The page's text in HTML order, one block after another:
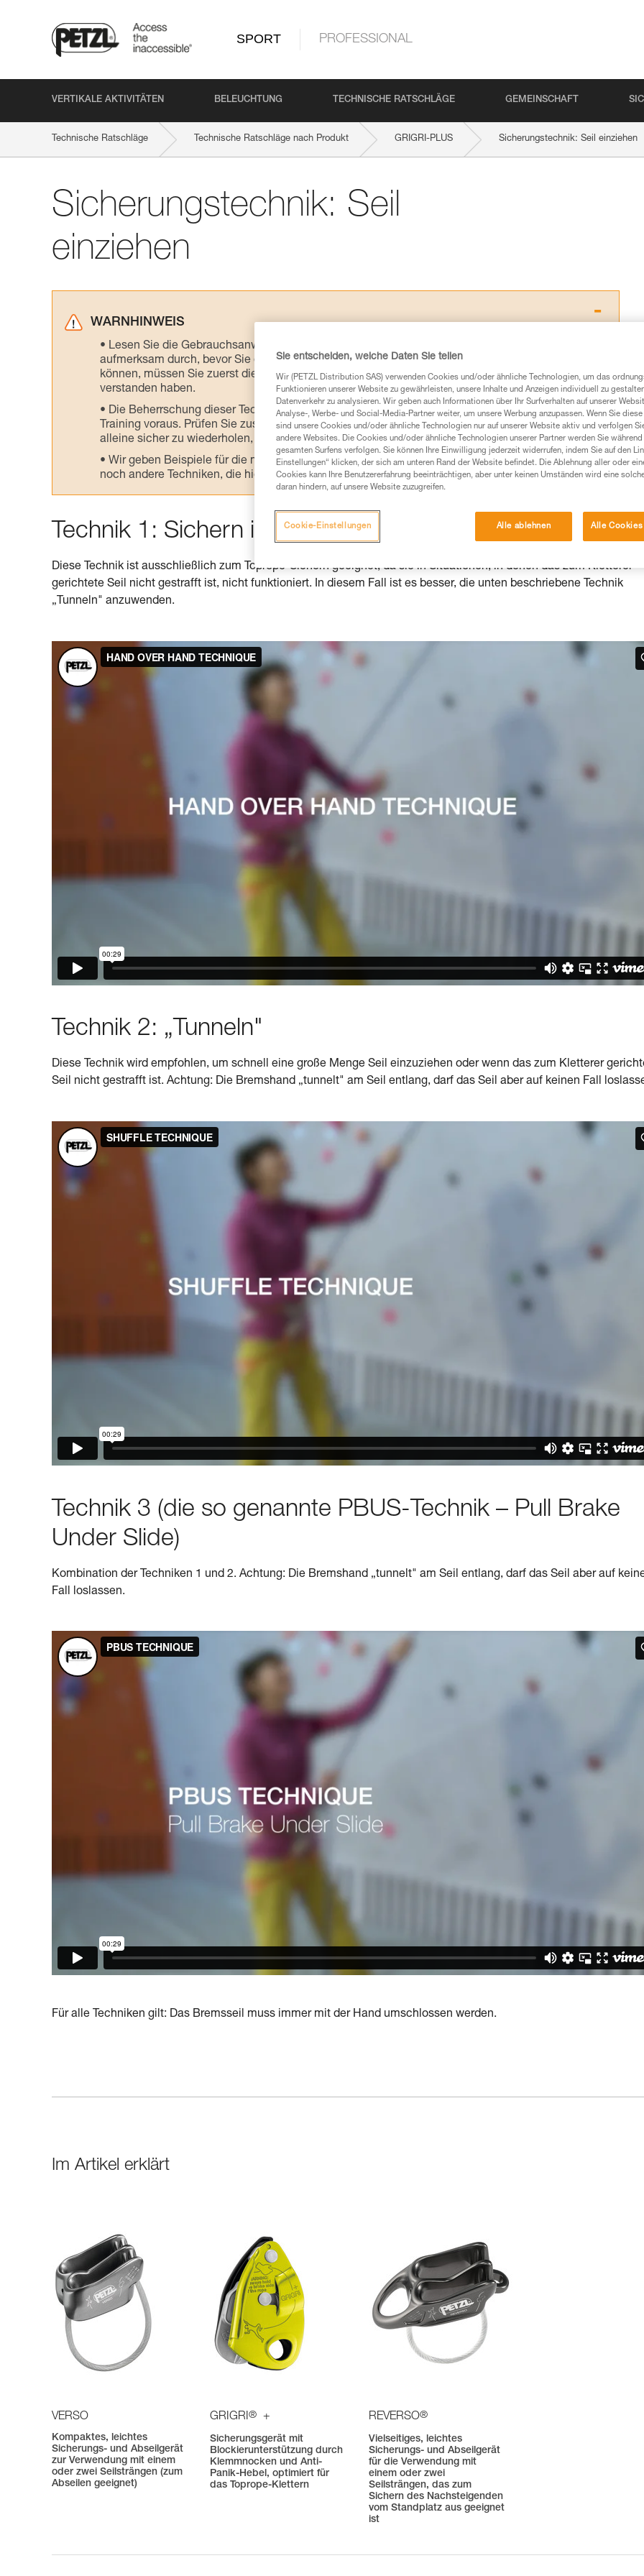
SPORT PROFESSIONAL
VERTIKALE AKTIVITÄTEN BELEUCHTUNG TECHNISCHE RATSCHLÄGE GEMEINSCHAFT
Technische Ratschläge Technische Ratschläge nach Produkt GRIGRI-PLUS Sicherungstechnik: Seil einziehen
Sicherungstechnik: Seil
einziehen
WARNHINWEIS
Lesen Sie die Gebrauchsanweisungen der Produkte, um die es in diesem Tech Tipp geht,
aufmerksam durch, bevor Sie diesen zu Rate ziehen. Um diese Zusatzinformationen verstehen zu
können, müssen Sie zuerst die in der Gebrauchsanweisung enthaltenen Informationen richtig
verstanden haben.
Die Beherrschung dieser Techniken setzt eine entsprechende Ausbildung und ein spezielles
Training voraus. Prüfen Sie zusammen mit einem Profi, ob Sie in der Lage sind, den Vorgang
alleine sicher zu wiederholen, bevor Sie ihn eigenständig durchführen.
Wir geben Beispiele für die mit Ihrer Aktivität verbundenen Techniken. Möglicherweise gibt es
noch andere Techniken, die hier nicht beschrieben werden.
Technik 1: Sichern in 5 Schritten
Diese Technik ist ausschließlich zum Toprope-Sichern geeignet, da sie in Situationen, in denen das zum Kletterer
gerichtete Seil nicht gestrafft ist, nicht funktioniert. In diesem Fall ist es besser, die unten beschriebene Technik
„Tunneln" anzuwenden.
Technik 2: „Tunneln"
Diese Technik wird empfohlen, um schnell eine große Menge Seil einzuziehen oder wenn das zum Kletterer
Seil nicht gestrafft ist. Achtung: Die Bremshand „tunnelt" am Seil entlang, darf das Seil aber auf keinen Fall
Technik 3 (die so genannte PBUS-Technik – Pull Brake
Under Slide)
Kombination der Techniken 1 und 2. Achtung: Die Bremshand „tunnelt" am Seil entlang, darf das Seil aber auf
Fall loslassen.
Für alle Techniken gilt: Das Bremsseil muss immer mit der Hand umschlossen werden.
Im Artikel erklärt
VERSO
Kompaktes, leichtes
Sicherungs- und Abseilgerät
zur Verwendung mit einem
oder zwei Seilsträngen (zum
Abseilen geeignet)
GRIGRI® +
Sicherungsgerät mit
Blockierunterstützung durch
Klemmnocken und Anti-
Panik-Hebel, optimiert für
das Toprope-Klettern
REVERSO®
Vielseitiges, leichtes
Sicherungs- und Abseilgerät
für die Verwendung mit
einem oder zwei
Seilsträngen, das zum
Sichern des Nachsteigenden
vom Standplatz aus geeignet
ist
Sie entscheiden, welche Daten Sie teilen
Wir (PETZL Distribution SAS) verwenden Cookies und/oder ähnliche Technologien, um das
Funktionieren unserer Website zu gewährleisten, unsere Inhalte und Anzeigen individuell zu
Datenverkehr zu analysieren. Wir geben auch Informationen über Ihr Surfverhalten auf unserer
Analyse-, Werbe- und Social-Media-Partner weiter, um unsere Werbung anzupassen. Wenn Sie
sind unsere Cookies und/oder ähnliche Technologien nur auf unserer Website aktiv und verfolgen
andere Websites. Die Cookies und/oder ähnliche Technologien unserer Partner werden Sie während
gesamten Surfens verfolgen. Sie können Ihre Einwilligung jederzeit widerrufen, indem Sie auf den
Einstellungen“ klicken, der sich am unteren Rand der Website befindet. Die Ablehnung aller oder
Cookies kann Ihre Benutzererfahrung beeinträchtigen, aber unter keinen Umständen wird eine
daran hindern, auf unsere Website zuzugreifen.
Alle ablehnen Alle
Cookie-Einstellungen